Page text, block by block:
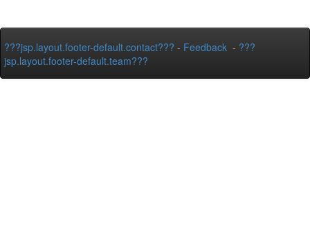
???jsp.layout.footer-default.contact??? - Feedback - ???
jsp.layout.footer-default.team???